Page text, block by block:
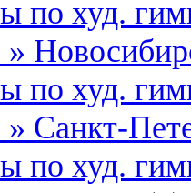
по худ.
»
по худ.
» Санкт-
по худ.